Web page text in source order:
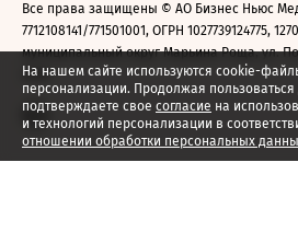
На нашем сайте используются cookie-
персонализации. Продолжая
подтверждаете свое согласие на
и технологий персонализации в
отношении обработки персональных
Все права защищены © АО Бизнес Ньюс
7712108141/771501001, ОГРН 1027739124775,
муниципальный округ Марьина Роща, ул.
2026